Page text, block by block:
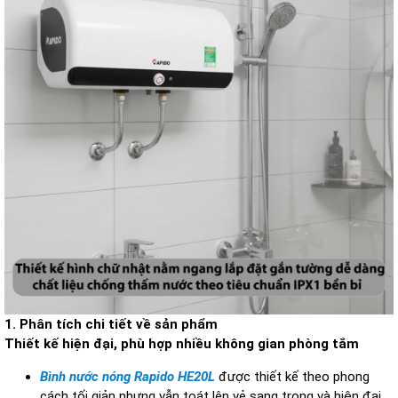
1. Phân tích chi tiết về sản phẩm
Thiết kế hiện đại, phù hợp nhiều không gian phòng tắm
Bình nước nóng Rapido HE20L được thiết kế theo phong